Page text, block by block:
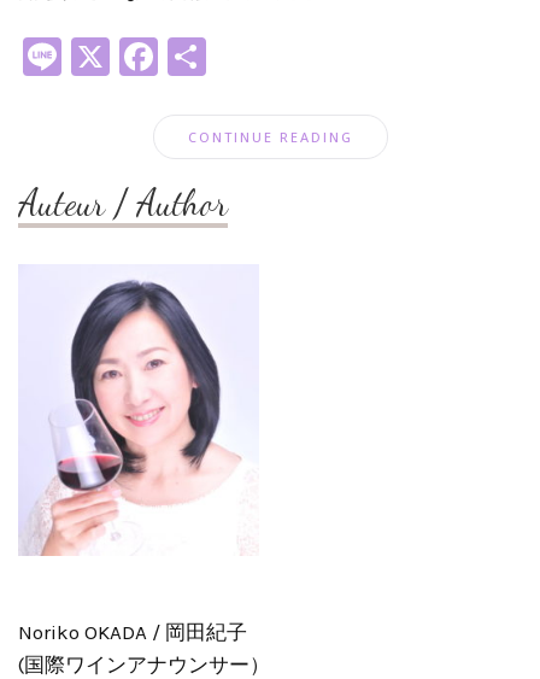
Line
X Facebook
CONTINUE READING
Auteur / Author
Noriko OKADA / 岡田紀子
(国際ワインアナウンサー）